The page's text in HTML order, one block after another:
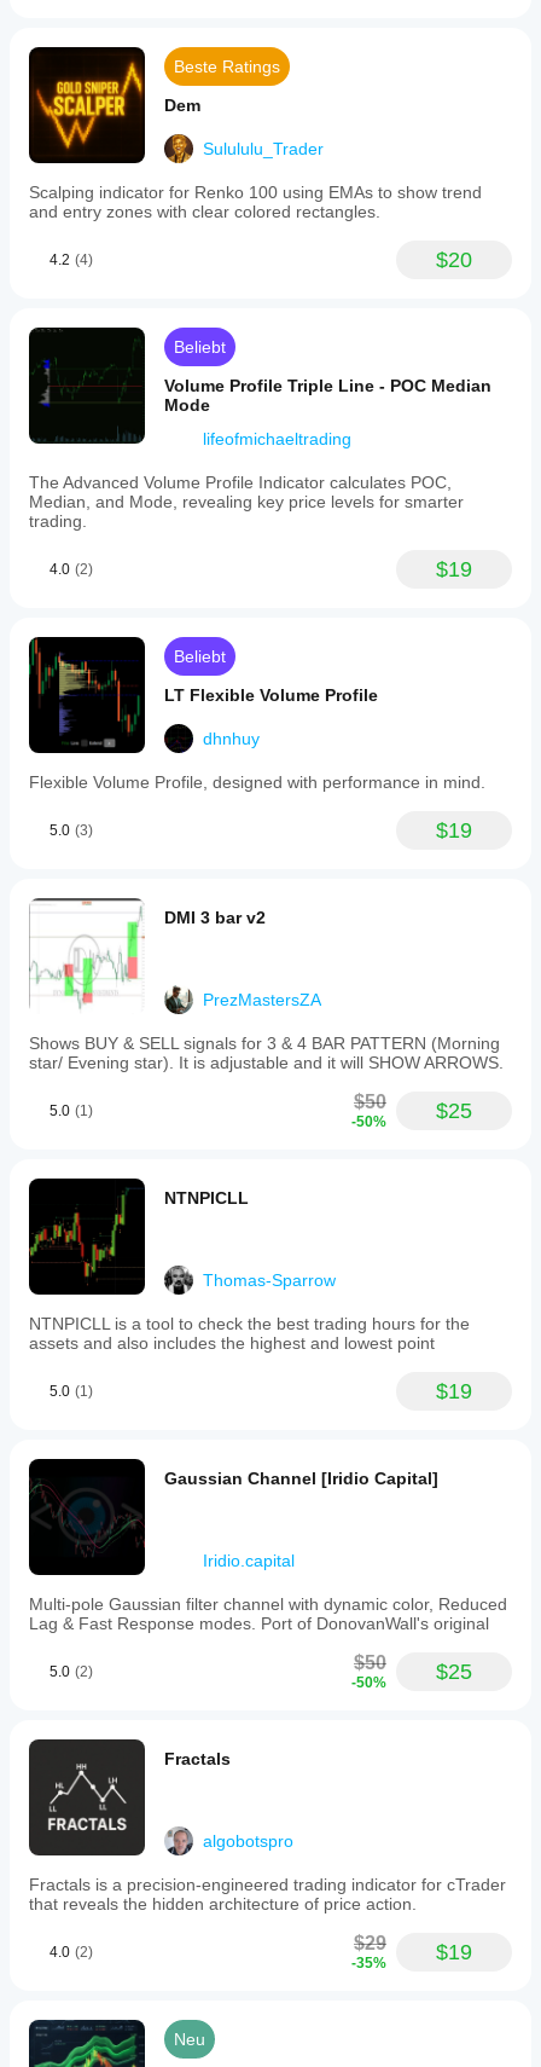
Beste Ratings
Dem
Sulululu_Trader
Scalping indicator for Renko 100 using EMAs to show trend
and entry zones with clear colored rectangles.
4.2 (4) $20
Beliebt
Volume Profile Triple Line - POC Median
Mode
lifeofmichaeltrading
The Advanced Volume Profile Indicator calculates POC,
Median, and Mode, revealing key price levels for smarter
trading.
4.0 (2) $19
Beliebt
LT Flexible Volume Profile
dhnhuy
Flexible Volume Profile, designed with performance in mind.
5.0 (3) $19
DMI 3 bar v2
PrezMastersZA
Shows BUY & SELL signals for 3 & 4 BAR PATTERN (Morning
star/ Evening star). It is adjustable and it will SHOW ARROWS.
5.0 (1) $50
-50% $25
NTNPICLL
Thomas-Sparrow
NTNPICLL is a tool to check the best trading hours for the
assets and also includes the highest and lowest point
5.0 (1) $19
Gaussian Channel [Iridio Capital]
Iridio.capital
Multi-pole Gaussian filter channel with dynamic color, Reduced
Lag & Fast Response modes. Port of DonovanWall's original
5.0 (2) $50
-50% $25
Fractals
algobotspro
Fractals is a precision-engineered trading indicator for cTrader
that reveals the hidden architecture of price action.
4.0 (2) $29
-35% $19
Neu